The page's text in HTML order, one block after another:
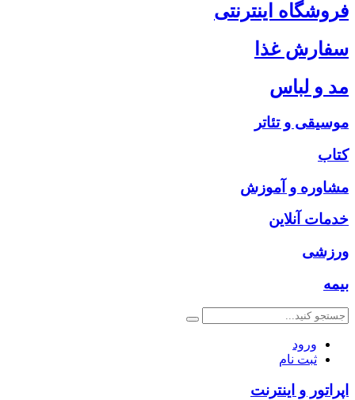
فروشگاه اینترنتی
سفارش غذا
مد و لباس
موسیقی و تئاتر
کتاب
مشاوره و آموزش
خدمات آنلاین
ورزشی
بیمه
ورود
ثبت نام
اپراتور و اینترنت